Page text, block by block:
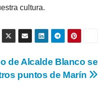
cultura.
de Alcalde Blanco se
puntos de Marín